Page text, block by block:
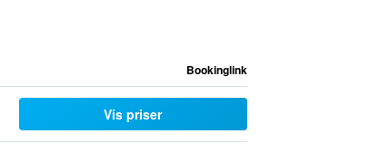
Bookinglink
Vis priser